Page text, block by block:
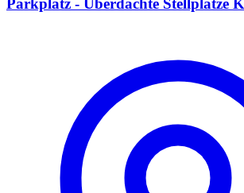
Parkplatz - Überdachte Stellplätze